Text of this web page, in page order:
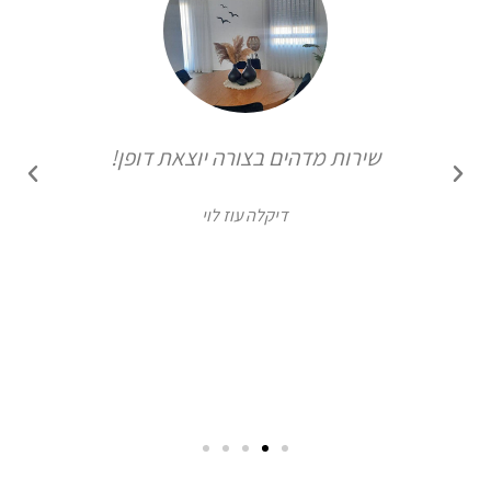
שירות מדהים בצורה יוצאת דופן!
דיקלה עוז לוי